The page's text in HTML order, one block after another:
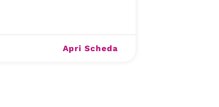
Apri Scheda